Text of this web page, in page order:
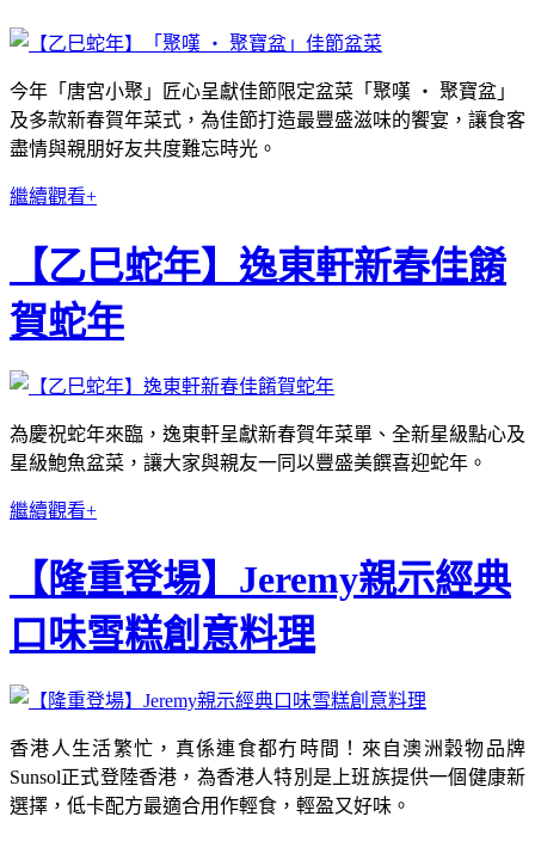
今年「唐宮小聚」匠心呈獻佳節限定盆菜「聚嘆 ‧ 聚寶盆」
及多款新春賀年菜式，為佳節打造最豐盛滋味的饗宴，讓食客
盡情與親朋好友共度難忘時光。
繼續觀看+
【乙巳蛇年】逸東軒新春佳餚
賀蛇年
為慶祝蛇年來臨，逸東軒呈獻新春賀年菜單、全新星級點⼼及
星級鮑⿂盆菜，讓⼤家與親友⼀同以豐盛美饌喜迎蛇年。
繼續觀看+
【隆重登場】Jeremy親示經典
口味雪糕創意料理
香港人生活繁忙，真係連食都冇時間！來自澳洲穀物品牌
Sunsol正式登陸香港，為香港人特別是上班族提供一個健康新
選擇，低卡配方最適合用作輕食，輕盈又好味。